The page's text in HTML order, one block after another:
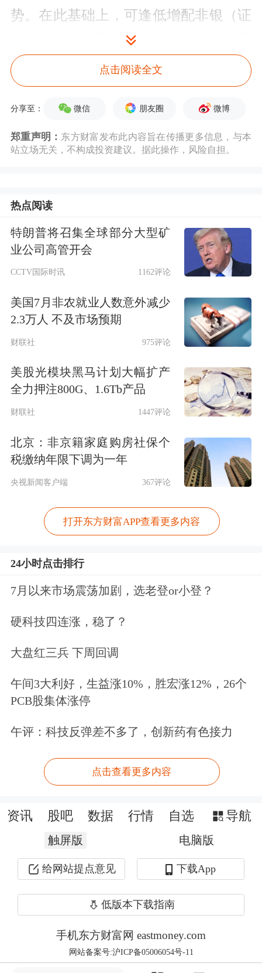
势。在此基础上，可逢低增配非银（证
券、保险），同时通过部分服务消费品
种（如免税、航空等）或高景气品种
（半导体设备等）增强收益。
导体与电力
操纵市场等违法违规行为，坚决防止市
场大起大落。近期涨幅较大且引发投资
者热议的商业航天
/GEO等主题炒作回
归理性。国内千问/豆包等模型产品迭
代加速拉动国产算力需求，
台积电资本
开支指引超预期，国家电网加码“十五
五”投资等成为新催化，交易监管有助
于引导市场行稳致远，主题轮动节奏加
快，看好具备强需求支撑且产业催化密
集的低位科技方向，如国产算力、新型
电网、机器人、内需消费。
华泰证券：短期震荡概率加大
上周市场继续上行，但下半周融资保证
金比例上调、商业航天等主题回调等事
件催化下投资者情绪有所回落，当前A
股风险溢价回落到区间下沿，从过往来
当前两者能见度均不高，但当前政策取
向积极、资本市场内在稳定性增强、投
资者情绪不弱，预计市场短期进入震荡
区间，结构上开始分化，主题投资与景
题投资关注潜在扩散方向，如国产算
等；2）景气投资继续关注供需双向改
善的新能源链、存储、部分化工、大众
消费品、工程机械
：围绕业绩的博弈情绪升温
为预防杠杆率迅速上升的风险，上周政
策逆周期调节力度加大，监管层为市场
点击阅读全文
分享至： 微信 朋友圈 微博
郑重声明： 东方财富发布此内容旨在传播更多信息，与本
站立场无关，不构成投资建议。据此操作，风险自担。
热点阅读
特朗普将召集全球部分大型矿
业公司高管开会
CCTV国际时讯 1162评论
美国7月非农就业人数意外减少
2.3万人 不及市场预期
财联社 975评论
美股光模块黑马计划大幅扩产
全力押注800G、1.6Tb产品
财联社 1447评论
北京：非京籍家庭购房社保个
税缴纳年限下调为一年
央视新闻客户端 367评论
打开东方财富APP查看更多内容
24小时点击排行
7月以来市场震荡加剧，选老登or小登？
硬科技四连涨，稳了？
大盘红三兵 下周回调
午间3大利好，生益涨10%，胜宏涨12%，26个
PCB股集体涨停
午评：科技反弹差不多了，创新药有色接力
点击查看更多内容
资讯 股吧 数据 行情 自选 导航
触屏版 电脑版
给网站提点意见 下载App
低版本下载指南
手机东方财富网 eastmoney.com
网站备案号:沪ICP备05006054号-11